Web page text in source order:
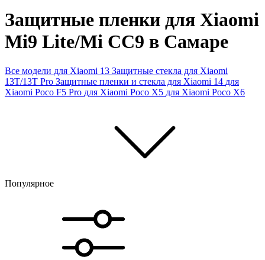
Защитные пленки для Xiaomi
Mi9 Lite/Mi CC9 в Самаре
Все модели для Xiaomi 13 Защитные стекла для Xiaomi
13T/13T Pro Защитные пленки и стекла для Xiaomi 14 для
Xiaomi Poco F5 Pro для Xiaomi Poco X5 для Xiaomi Poco X6
Популярное